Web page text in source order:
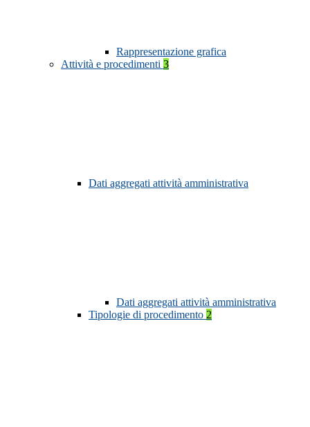
Rappresentazione grafica
Attività e procedimenti 3
Dati aggregati attività amministrativa
Dati aggregati attività amministrativa
Tipologie di procedimento 2